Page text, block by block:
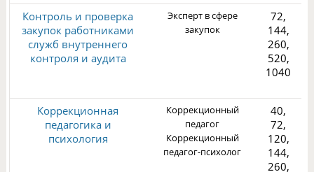
Контроль и проверка
закупок работниками
служб внутреннего
контроля и аудита
Эксперт в сфере
закупок
72,
144,
260,
520,
1040
Коррекционная
педагогика и
психология
Коррекционный
педагог
Коррекционный
педагог-психолог
40,
72,
120,
144,
260,